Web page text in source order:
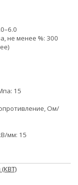
не менее %: 300
15
Ом/
мм: 15